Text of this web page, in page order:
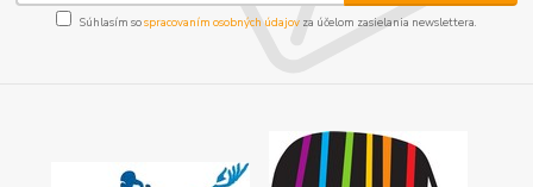
Súhlasím sospracovaním osobných údajov za účelom zasielania newslettera.